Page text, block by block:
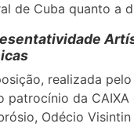
de Cuba quanto a
realizada
patrocínio da CAIXA
Odécio